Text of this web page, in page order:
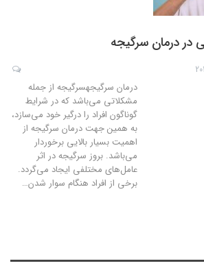
در درمان سرگیجه
درمان سرگیجهسرگیجه از جمله
مشکلاتی می‌باشد که در شرایط
گوناگون افراد را درگیر خود می‌سازد،
به همین جهت درمان سرگیجه از
اهمیت بسیار بالایی برخوردار
می‌باشد. بروز سرگیجه در اثر
عامل‌های مختلفی ایجاد می‌گردد.
برخی از افراد هنگام سوار شدن…